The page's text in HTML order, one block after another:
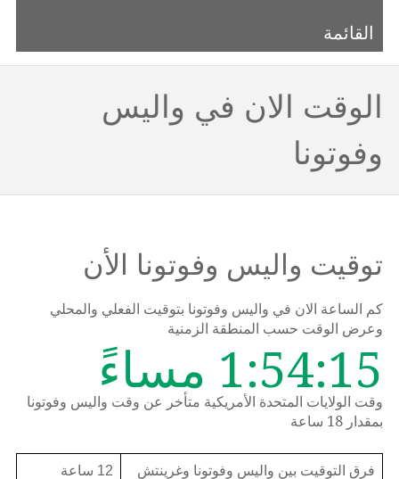
القائمة
الوقت الان في واليس
وفوتونا
توقيت واليس وفوتونا الأن
كم الساعة الان في واليس وفوتونا بتوقيت الفعلي والمحلي
وعرض الوقت حسب المنطقة الزمنية
1:54:15 مساءً
وقت الولايات المتحدة الأمريكية متأخر عن وقت واليس وفوتونا
بمقدار 18 ساعة
فرق التوقيت بين واليس وفوتونا وغرينتش 12 ساعة